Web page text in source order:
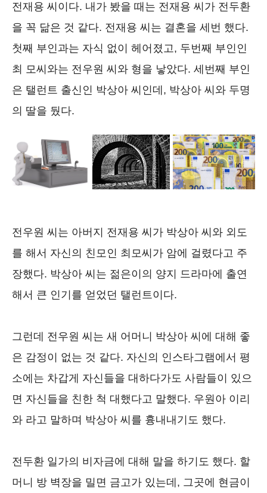
전재용 씨이다. 내가 봤을 때는 전재용 씨가 전두환
을 꼭 닮은 것 같다. 전재용 씨는 결혼을 세번 했다.
첫째 부인과는 자식 없이 헤어졌고, 두번째 부인인
최 모씨와는 전우원 씨와 형을 낳았다. 세번째 부인
은 탤런트 출신인 박상아 씨인데, 박상아 씨와 두명
의 딸을 뒀다.
전우원 씨는 아버지 전재용 씨가 박상아 씨와 외도
를 해서 자신의 친모인 최모씨가 암에 걸렸다고 주
장했다. 박상아 씨는 젊은이의 양지 드라마에 출연
해서 큰 인기를 얻었던 탤런트이다.
그런데 전우원 씨는 새 어머니 박상아 씨에 대해 좋
은 감정이 없는 것 같다. 자신의 인스타그램에서 평
소에는 차갑게 자신들을 대하다가도 사람들이 있으
면 자신들을 친한 척 대했다고 말했다. 우원아 이리
와 라고 말하며 박상아 씨를 흉내내기도 했다.
전두환 일가의 비자금에 대해 말을 하기도 했다. 할
머니 방 벽장을 밀면 금고가 있는데, 그곳에 현금이